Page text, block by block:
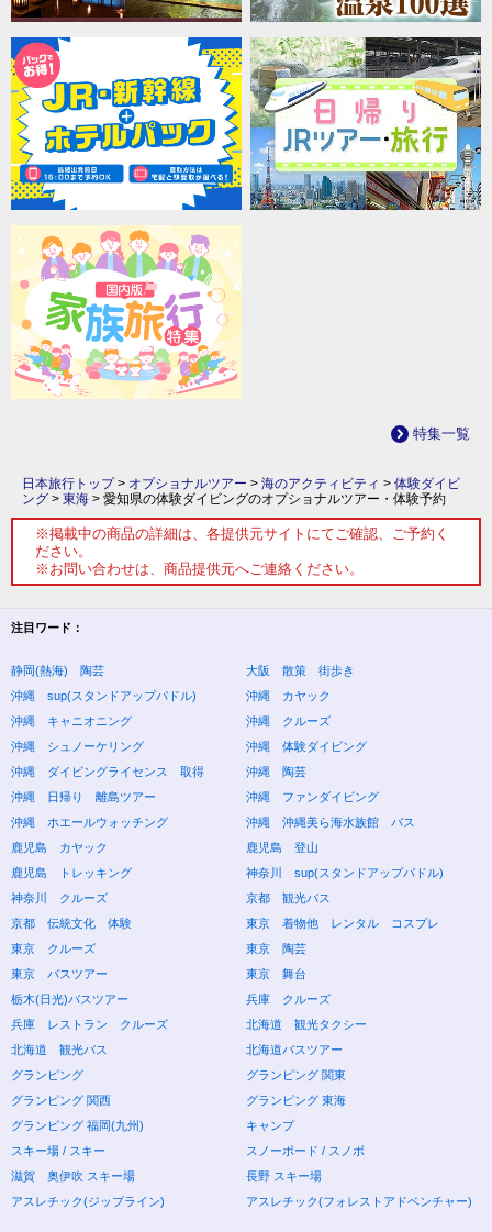
特集一覧
日本旅行トップ> オプショナルツアー > 海のアクティビティ > 体験ダイビ
ング > 東海 > 愛知県の体験ダイビングのオプショナルツアー・体験予約
※掲載中の商品の詳細は、各提供元サイトにてご確認、ご予約く
ださい。
※お問い合わせは、商品提供元へご連絡ください。
注目ワード：
静岡(熱海) 陶芸
大阪 散策 街歩き
沖縄 sup(スタンドアップパドル)
沖縄 カヤック
沖縄 キャニオニング
沖縄 クルーズ
沖縄 シュノーケリング
沖縄 体験ダイビング
沖縄 ダイビングライセンス 取得
沖縄 陶芸
沖縄 日帰り 離島ツアー
沖縄 ファンダイビング
沖縄 ホエールウォッチング
沖縄 沖縄美ら海水族館 バス
鹿児島 カヤック
鹿児島 登山
鹿児島 トレッキング
神奈川 sup(スタンドアップパドル)
神奈川 クルーズ
京都 観光バス
京都 伝統文化 体験
東京 着物他 レンタル コスプレ
東京 クルーズ
東京 陶芸
東京 バスツアー
東京 舞台
栃木(日光)バスツアー
兵庫 クルーズ
兵庫 レストラン クルーズ
北海道 観光タクシー
北海道 観光バス
北海道バスツアー
グランピング
グランピング 関東
グランピング 関西
グランピング 東海
グランピング 福岡(九州)
キャンプ
スキー場 / スキー
スノーボード / スノボ
滋賀 奥伊吹 スキー場
長野 スキー場
アスレチック(ジップライン)
アスレチック(フォレストアドベンチャー)